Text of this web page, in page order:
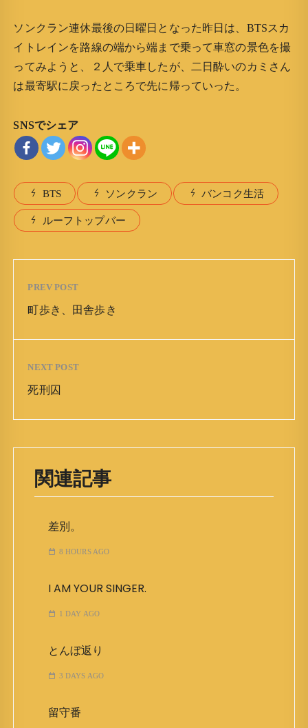
ソンクラン連休最後の日曜日となった昨日は、BTSスカ
イトレインを路線の端から端まで乗って車窓の景色を撮
ってみようと、２人で乗車したが、二日酔いのカミさん
は最寄駅に戻ったところで先に帰っていった。
SNSでシェア
BTS ソンクラン バンコク生活
ルーフトップバー
PREV POST
町歩き、田舎歩き
NEXT POST
死刑囚
関連記事
差別。
8 HOURS AGO
I AM YOUR SINGER.
1 DAY AGO
とんぼ返り
3 DAYS AGO
留守番